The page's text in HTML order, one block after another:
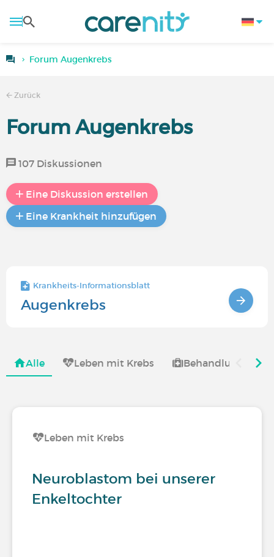
Forum Augenkrebs
Zurück
Forum Augenkrebs
107 Diskussionen
Eine Diskussion erstellen
Eine Krankheit hinzufügen
Krankheits-Informationsblatt
Augenkrebs
Alle Leben mit Krebs Behandlung von
Leben mit Krebs
Neuroblastom bei unserer
Enkeltochter